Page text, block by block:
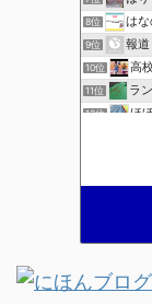
8位 は
9位 報
10位 高
11位 ラ
12位 ほ
ブ